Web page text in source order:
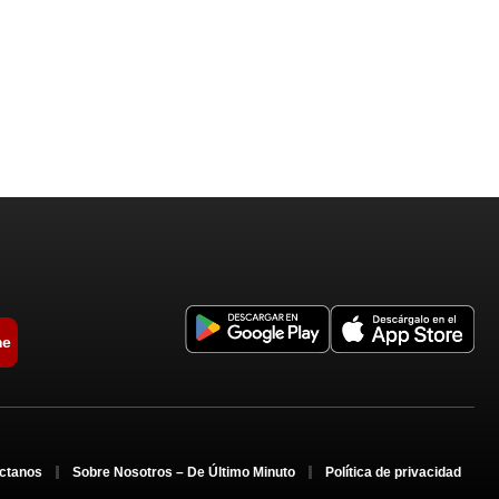
Sobre Nosotros – De Último Minuto Política de privacidad